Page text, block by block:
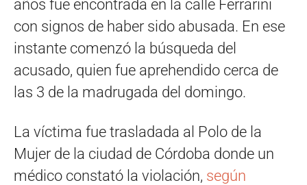
años fue encontrada en la calle Ferrarini
con signos de haber sido abusada. En ese
instante comenzó la búsqueda del
acusado, quien fue aprehendido cerca de
las 3 de la madrugada del domingo.
La víctima fue trasladada al Polo de la
Mujer de la ciudad de Córdoba donde un
médico constató la violación, según